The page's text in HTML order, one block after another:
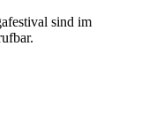
sind im